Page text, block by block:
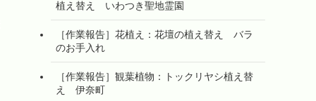
植え替え いわつき聖地霊園
［作業報告］花植え：花壇の植え替え バラ
のお手入れ
［作業報告］観葉植物：トックリヤシ植え替
え 伊奈町